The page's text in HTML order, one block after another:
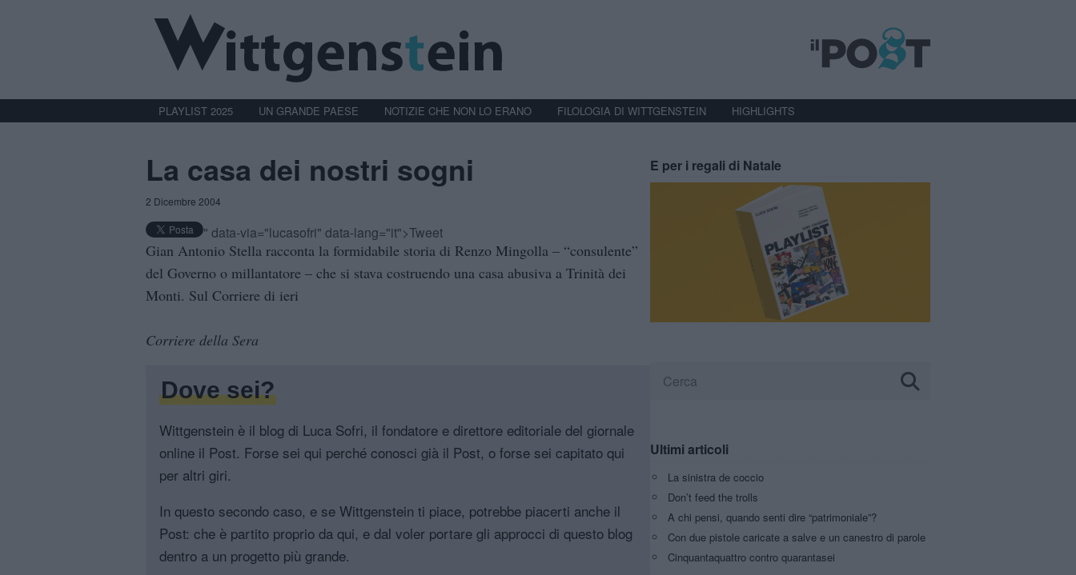
PLAYLIST 2025 UN GRANDE PAESE NOTIZIE CHE NON LO ERANO FILOLOGIA DI WITTGENSTEIN HIGHLIGHTS
La casa dei nostri sogni
2 Dicembre 2004
" data-via="lucasofri" data-lang="it">Tweet
Gian Antonio Stella racconta la formidabile storia di Renzo Mingolla – “consulente”
del Governo o millantatore – che si stava costruendo una casa abusiva a Trinità dei
Monti. Sul Corriere di ieri
Corriere della Sera
Dove sei?
Wittgenstein è il blog di Luca Sofri, il fondatore e direttore editoriale del giornale
online il Post. Forse sei qui perché conosci già il Post, o forse sei capitato qui
per altri giri.
In questo secondo caso, e se Wittgenstein ti piace, potrebbe piacerti anche il
Post: che è partito proprio da qui, e dal voler portare gli approcci di questo blog
dentro a un progetto più grande.
E per i regali di Natale
Ultimi articoli
La sinistra de coccio
Don’t feed the trolls
A chi pensi, quando senti dire “patrimoniale”?
Con due pistole caricate a salve e un canestro di parole
Cinquantaquattro contro quarantasei